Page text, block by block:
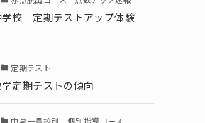
校 定期テストアップ体験
定期テスト
定期テストの傾向